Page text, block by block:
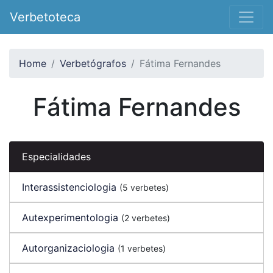
Verbetoteca
Home Verbetógrafos Fátima Fernandes
Fátima Fernandes
Especialidades
Interassistenciologia (5 verbetes)
Autexperimentologia (2 verbetes)
Autorganizaciologia (1 verbetes)